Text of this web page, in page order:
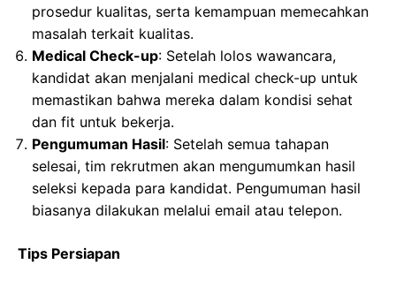
prosedur kualitas, serta kemampuan memecahkan
masalah terkait kualitas.
Medical Check-up: Setelah lolos wawancara,
kandidat akan menjalani medical check-up untuk
memastikan bahwa mereka dalam kondisi sehat
dan fit untuk bekerja.
Pengumuman Hasil: Setelah semua tahapan
selesai, tim rekrutmen akan mengumumkan hasil
seleksi kepada para kandidat. Pengumuman hasil
biasanya dilakukan melalui email atau telepon.
Tips Persiapan